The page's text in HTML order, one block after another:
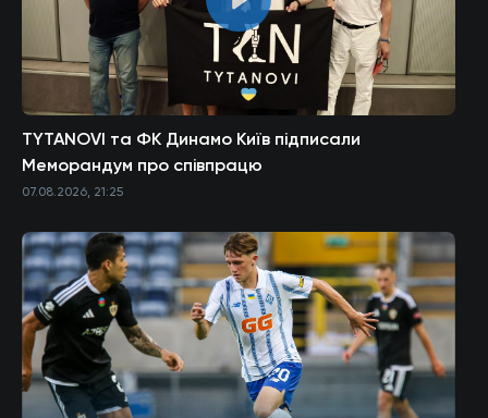
TYTANOVI та ФК Динамо Київ підписали
Меморандум про співпрацю
07.08.2026, 21:25